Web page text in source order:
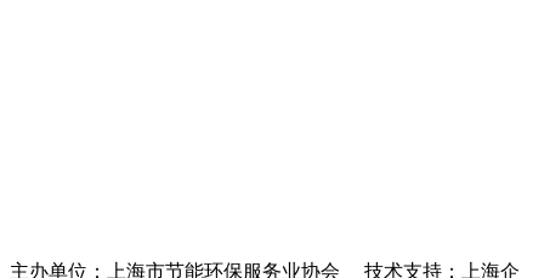
主办单位：上海市节能环保服务业协会 技术支持：上海企